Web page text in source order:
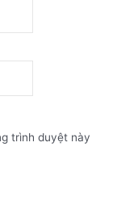
trình duyệt này